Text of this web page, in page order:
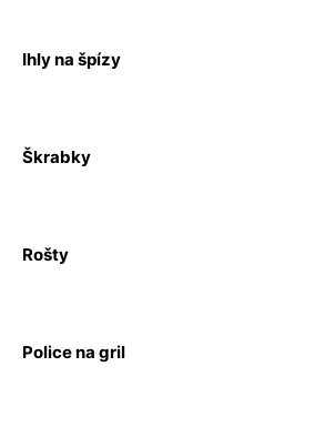
Ihly na špízy
Škrabky
Rošty
Police na gril